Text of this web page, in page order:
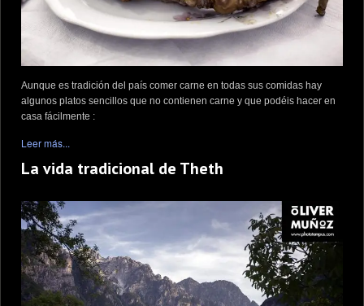
Aunque es tradición del país comer carne en todas sus comidas hay
algunos platos sencillos que no contienen carne y que podéis hacer en
casa fácilmente :
Leer más...
La vida tradicional de Theth